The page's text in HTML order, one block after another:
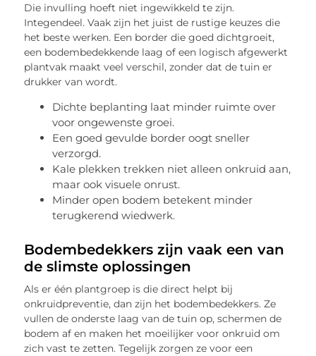
Die invulling hoeft niet ingewikkeld te zijn.
Integendeel. Vaak zijn het juist de rustige keuzes die
het beste werken. Een border die goed dichtgroeit,
een bodembedekkende laag of een logisch afgewerkt
plantvak maakt veel verschil, zonder dat de tuin er
drukker van wordt.
Dichte beplanting laat minder ruimte over
voor ongewenste groei.
Een goed gevulde border oogt sneller
verzorgd.
Kale plekken trekken niet alleen onkruid aan,
maar ook visuele onrust.
Minder open bodem betekent minder
terugkerend wiedwerk.
Bodembedekkers zijn vaak een van
de slimste oplossingen
Als er één plantgroep is die direct helpt bij
onkruidpreventie, dan zijn het bodembedekkers. Ze
vullen de onderste laag van de tuin op, schermen de
bodem af en maken het moeilijker voor onkruid om
zich vast te zetten. Tegelijk zorgen ze voor een